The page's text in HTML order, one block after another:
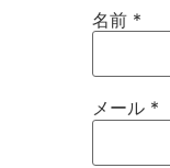
名前 *
メール *